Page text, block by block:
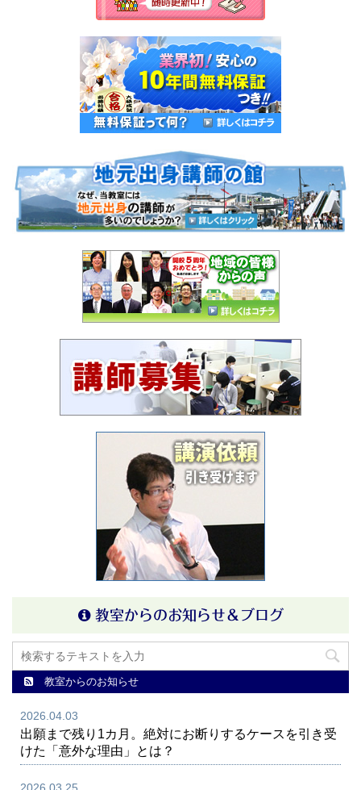
教室からのお知らせ＆ブログ
教室からのお知らせ
2026.04.03
出願まで残り1カ月。絶対にお断りするケースを引き受
けた「意外な理由」とは？
2026.03.25